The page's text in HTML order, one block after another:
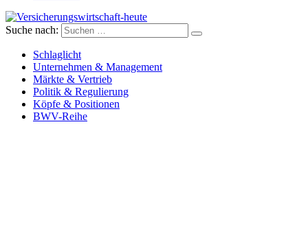
Versicherungswirtschaft-heute
Suche nach:
Schlaglicht
Unternehmen & Management
Märkte & Vertrieb
Politik & Regulierung
Köpfe & Positionen
BWV-Reihe